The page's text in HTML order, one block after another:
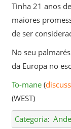
Tinha 21 anos
maiores
de ser
No seu
da Europa no
To-mane(
(WEST)
Categoria: